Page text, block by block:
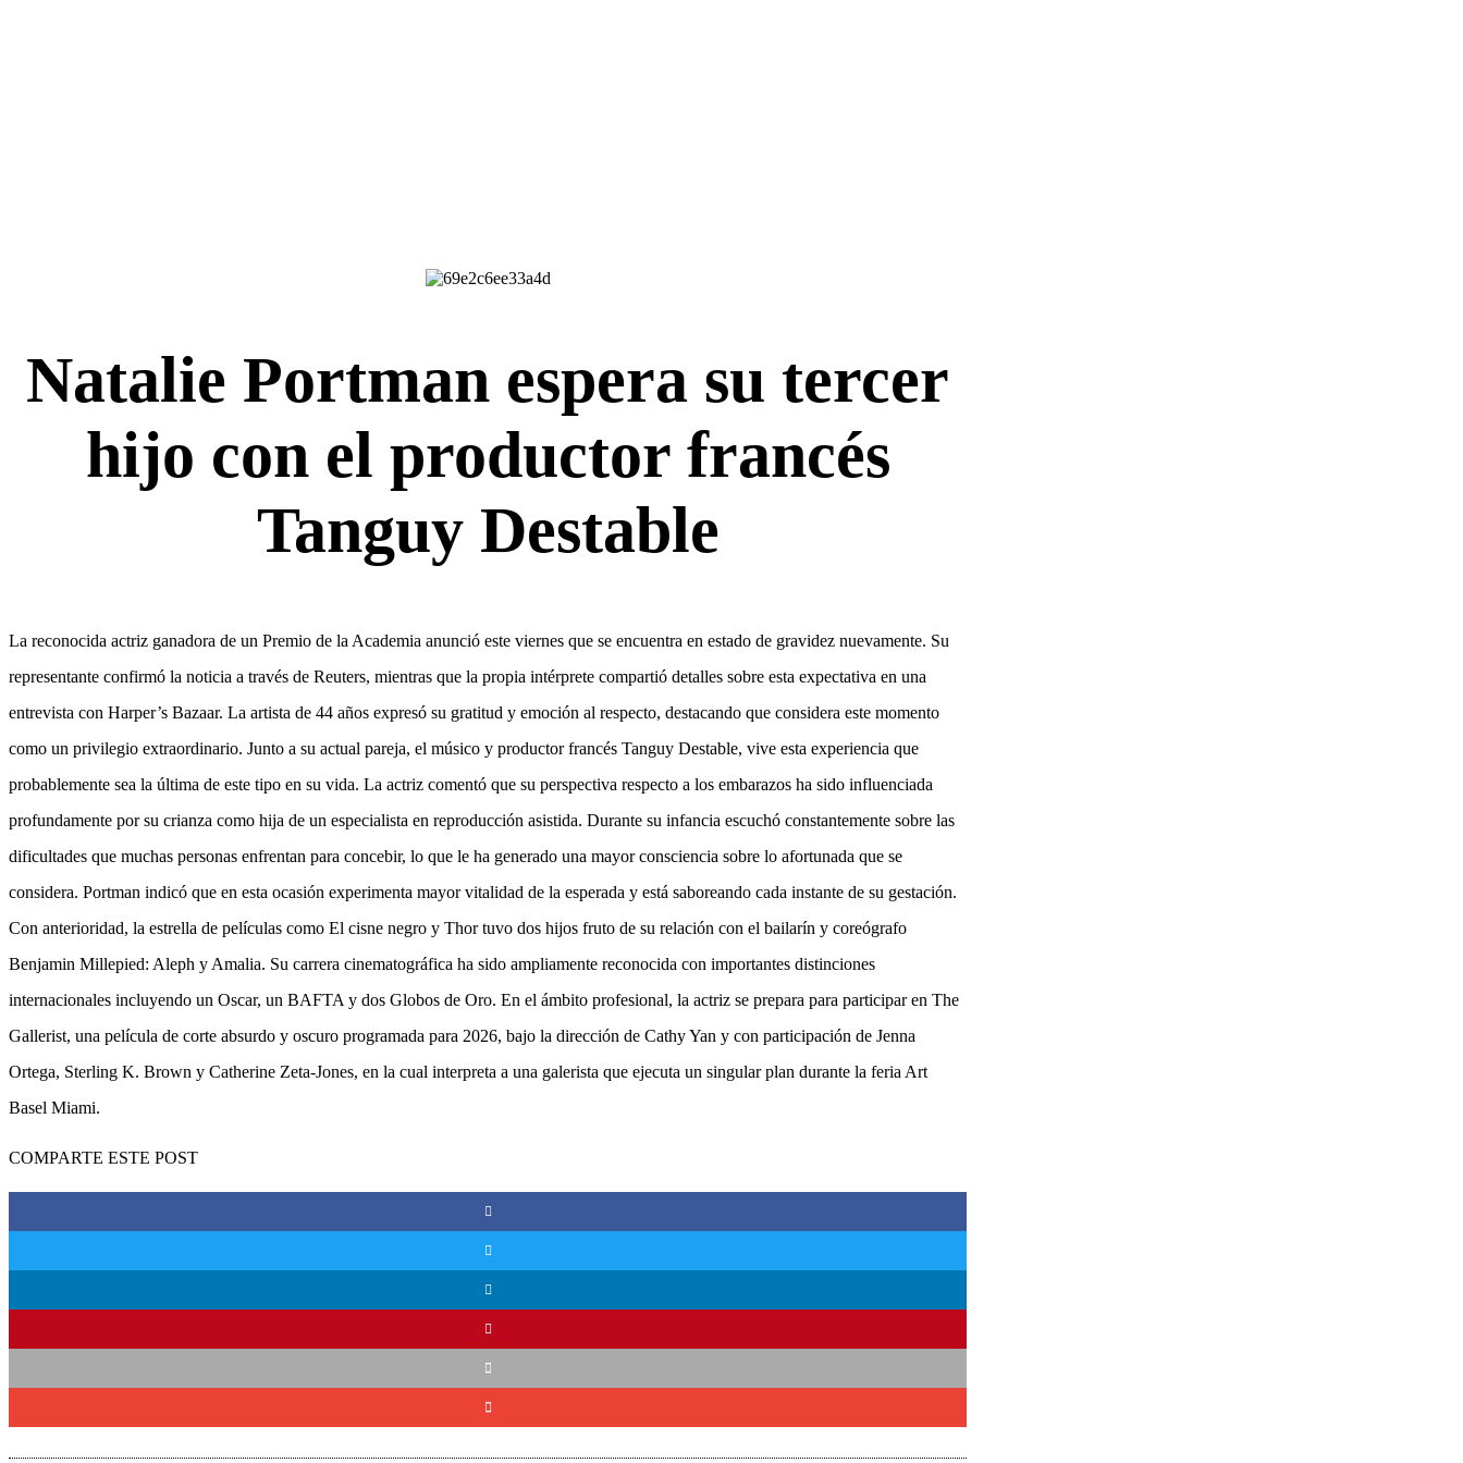
Natalie Portman espera su tercer
hijo con el productor francés
Tanguy Destable
La reconocida actriz ganadora de un Premio de la Academia anunció este viernes que se encuentra en estado de gravidez nuevamente. Su
representante confirmó la noticia a través de Reuters, mientras que la propia intérprete compartió detalles sobre esta expectativa en una
entrevista con Harper’s Bazaar. La artista de 44 años expresó su gratitud y emoción al respecto, destacando que considera este momento
como un privilegio extraordinario. Junto a su actual pareja, el músico y productor francés Tanguy Destable, vive esta experiencia que
probablemente sea la última de este tipo en su vida. La actriz comentó que su perspectiva respecto a los embarazos ha sido influenciada
profundamente por su crianza como hija de un especialista en reproducción asistida. Durante su infancia escuchó constantemente sobre las
dificultades que muchas personas enfrentan para concebir, lo que le ha generado una mayor consciencia sobre lo afortunada que se
considera. Portman indicó que en esta ocasión experimenta mayor vitalidad de la esperada y está saboreando cada instante de su gestación.
Con anterioridad, la estrella de películas como El cisne negro y Thor tuvo dos hijos fruto de su relación con el bailarín y coreógrafo
Benjamin Millepied: Aleph y Amalia. Su carrera cinematográfica ha sido ampliamente reconocida con importantes distinciones
internacionales incluyendo un Oscar, un BAFTA y dos Globos de Oro. En el ámbito profesional, la actriz se prepara para participar en The
Gallerist, una película de corte absurdo y oscuro programada para 2026, bajo la dirección de Cathy Yan y con participación de Jenna
Ortega, Sterling K. Brown y Catherine Zeta-Jones, en la cual interpreta a una galerista que ejecuta un singular plan durante la feria Art
Basel Miami.
COMPARTE ESTE POST